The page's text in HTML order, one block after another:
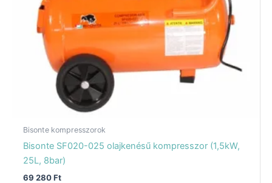
Bisonte kompresszorok
Bisonte SF020-025 olajkenésű kompresszor (1,5kW,
25L, 8bar)
69 280Ft